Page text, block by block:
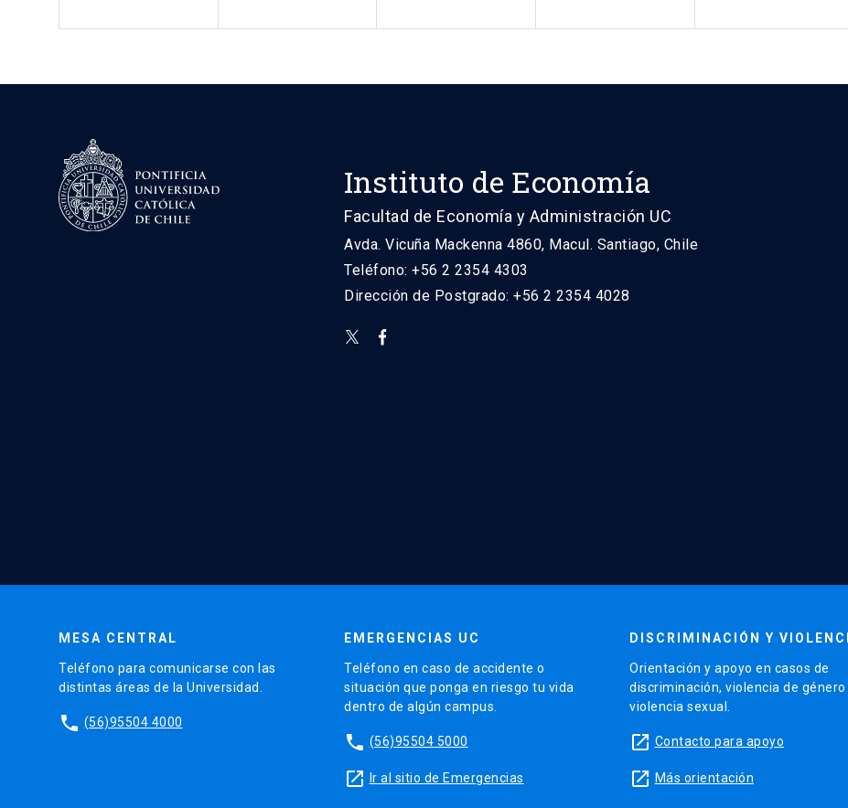
Instituto de Economía
Facultad de Economía y Administración UC
Avda. Vicuña Mackenna 4860, Macul. Santiago, Chile
Teléfono: +56 2 2354 4303
Dirección de Postgrado: +56 2 2354 4028
MESA CENTRAL
Teléfono para comunicarse con las
distintas áreas de la Universidad.
phone (56)95504 4000
EMERGENCIAS UC
Teléfono en caso de accidente o
situación que ponga en riesgo tu vida
dentro de algún campus.
phone (56)95504 5000
launch Ir al sitio de Emergencias
DISCRIMINACIÓN Y
Orientación y apoyo en casos de
discriminación, violencia de género
violencia sexual.
launch Contacto para apoyo
launch Más orientación